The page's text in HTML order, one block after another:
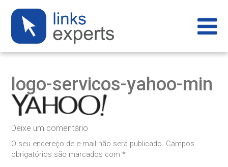
logo-servicos-yahoo-min
Deixe um comentário
O seu endereço de e-mail não será publicado. Campos
obrigatórios são marcados com*